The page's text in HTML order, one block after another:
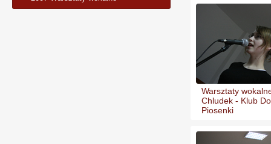
Warsztaty
Chludek - Klub
Piosenki